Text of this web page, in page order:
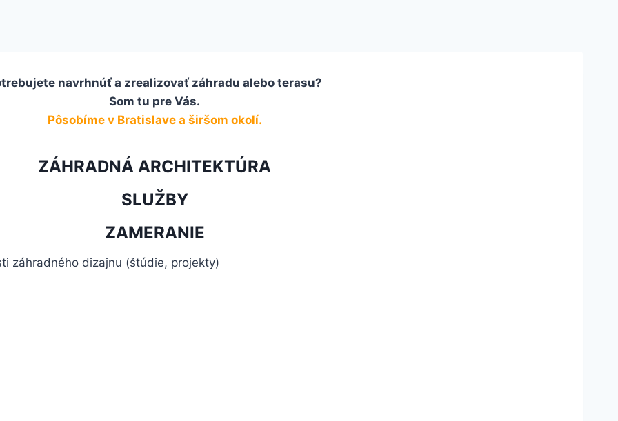
navrhnúť a zrealizovať záhradu alebo terasu?
Som tu pre Vás.
Pôsobíme v Bratislave a širšom okolí.
ZÁHRADNÁ ARCHITEKTÚRA
SLUŽBY
ZAMERANIE
záhradného dizajnu (štúdie, projekty)